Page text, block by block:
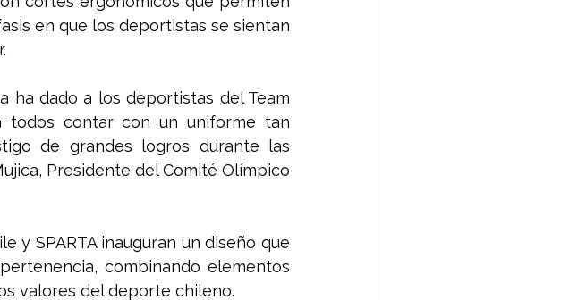
en que los deportistas se sientan
ha dado a los deportistas del Team
todos contar con un uniforme tan
de grandes logros durante las
Presidente del Comité Olímpico
y SPARTA inauguran un diseño que
combinando elementos
valores del deporte chileno.